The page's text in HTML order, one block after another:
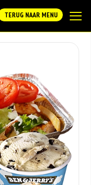
TERUG NAAR MENU